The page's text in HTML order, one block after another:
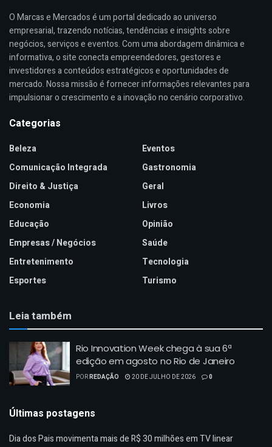
O Marcas e Mercados é um portal dedicado ao universo
empresarial, trazendo notícias, tendências e insights sobre
negócios, serviços e eventos. Com uma abordagem dinâmica e
informativa, o site conecta empreendedores, gestores e
investidores a conteúdos estratégicos e oportunidades de
mercado. Nossa missão é fornecer informações relevantes para
impulsionar o crescimento e a inovação no cenário corporativo.
Categorias
Beleza
Comunicação Integrada
Direito & Justiça
Economia
Educação
Empresas / Negócios
Entretenimento
Esportes
Eventos
Gastronomia
Geral
Livros
Opinião
Saúde
Tecnologia
Turismo
Leia também
Rio Innovation Week chega à sua 6ª
edição em agosto no Rio de Janeiro
PORREDAÇÃO 20 DE JULHO DE 2026 0
Últimas postagens
Dia dos Pais movimenta mais de R$ 30 milhões em TV linear